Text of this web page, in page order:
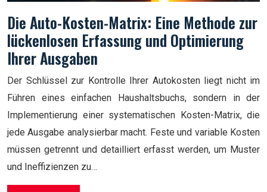
Die Auto-Kosten-Matrix: Eine Methode zur
lückenlosen Erfassung und Optimierung
Ihrer Ausgaben
Der Schlüssel zur Kontrolle Ihrer Autokosten liegt nicht im
Führen eines einfachen Haushaltsbuchs, sondern in der
Implementierung einer systematischen Kosten-Matrix, die
jede Ausgabe analysierbar macht. Feste und variable Kosten
müssen getrennt und detailliert erfasst werden, um Muster
und Ineffizienzen zu…